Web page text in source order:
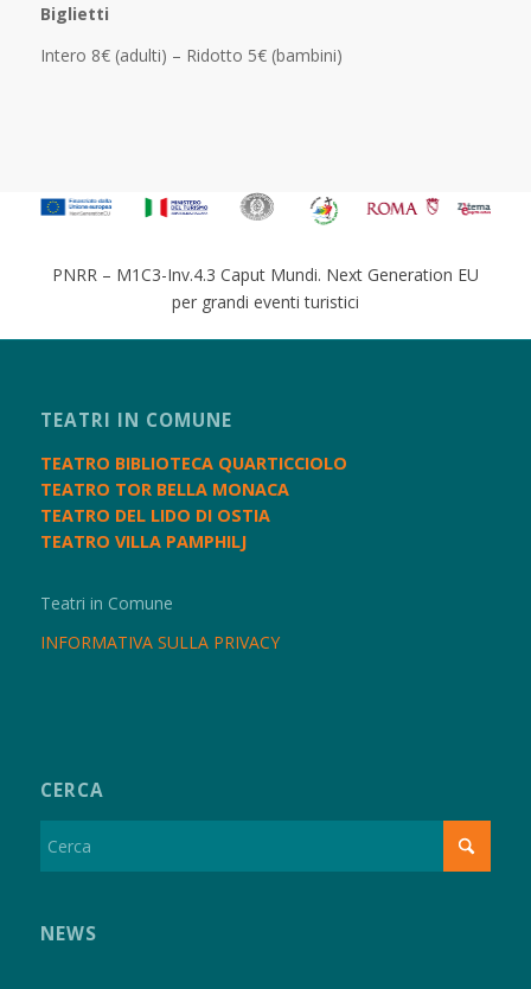
Biglietti
Intero 8€ (adulti) – Ridotto 5€ (bambini)
PNRR – M1C3-Inv.4.3 Caput Mundi. Next Generation EU
per grandi eventi turistici
TEATRI IN COMUNE
TEATRO BIBLIOTECA QUARTICCIOLO
TEATRO TOR BELLA MONACA
TEATRO DEL LIDO DI OSTIA
TEATRO VILLA PAMPHILJ
Teatri in Comune
INFORMATIVA SULLA PRIVACY
CERCA
NEWS